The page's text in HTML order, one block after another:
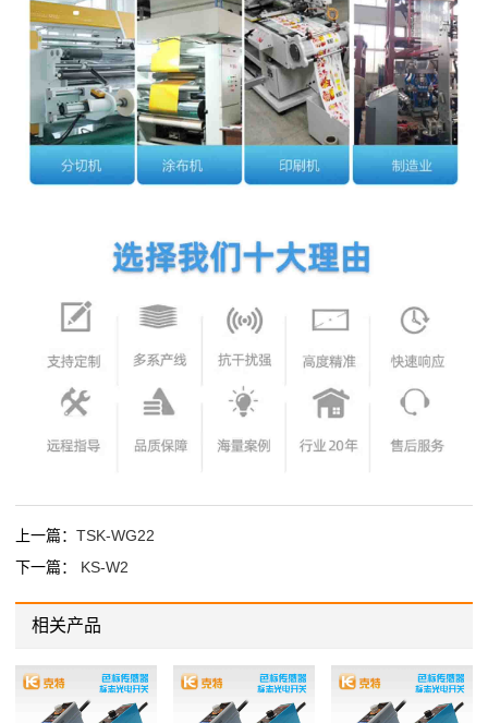
上一篇： TSK-WG22
下一篇： KS-W2
相关产品